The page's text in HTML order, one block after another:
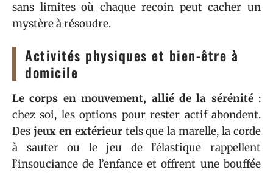
sans limites où chaque recoin peut cacher un
mystère à résoudre.
Activités physiques et bien-être à
domicile
Le corps en mouvement, allié de la sérénité:
chez soi, les options pour rester actif abondent.
Des jeux en extérieurtels que la marelle, la corde
à sauter ou le jeu de l’élastique rappellent
l’insouciance de l’enfance et offrent une bouffée